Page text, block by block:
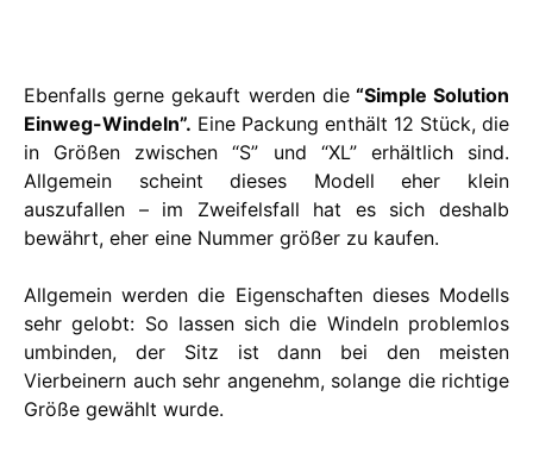
Ebenfalls gerne gekauft werden die“Simple Solution
Einweg-Windeln”. Eine Packung enthält 12 Stück, die
in Größen zwischen “S” und “XL” erhältlich sind.
Allgemein scheint dieses Modell eher klein
auszufallen – im Zweifelsfall hat es sich deshalb
bewährt, eher eine Nummer größer zu kaufen.
Allgemein werden die Eigenschaften dieses Modells
sehr gelobt: So lassen sich die Windeln problemlos
umbinden, der Sitz ist dann bei den meisten
Vierbeinern auch sehr angenehm, solange die richtige
Größe gewählt wurde.